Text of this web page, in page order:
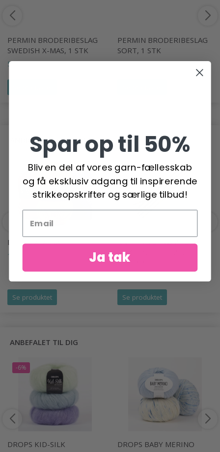
PERMIN BRODERIBESLAG
SWEDISH X-MAS, 1 STK
53,95 DKK
PERMIN BRODERIBESLAG
SORT, 1 STK
87,95 DKK
ANDRE HAR OGSÅ SET
DROPS ALASKA
14,95 DKK
Se produktet
KNITPRO STRØMPEPINDE
SYMFONIE 15 CM (2.50-
8.00MM)
Se produktet
ANBEFALET TIL DIG
-6%
DROPS KID-SILK
DROPS BABY MERINO
Spar op til 50%
Bliv en del af vores garn-fællesskab
og få eksklusiv adgang til inspirerende
strikkeopskrifter og særlige tilbud!
Ja tak